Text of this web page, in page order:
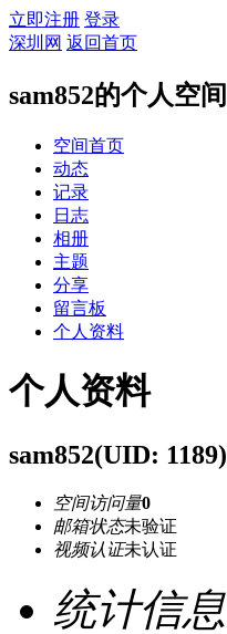
立即注册 登录
深圳网 返回首页
sam852的个人空间
空间首页
动态
记录
日志
相册
主题
分享
留言板
个人资料
个人资料
sam852(UID: 1189)
空间访问量0
邮箱状态未验证
视频认证未认证
统计信息